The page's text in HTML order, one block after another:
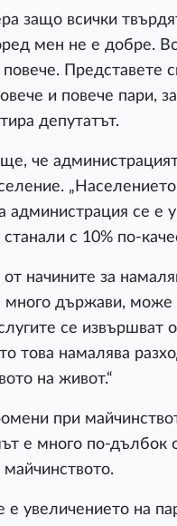
защо всички
мен не е добре.
Представете
и повече пари,
депутатът.
че
администрация се е
с 10% по-
начините за
много държави,
се
това намалява
на живот.“
при
е много по-дълбок
майчинството.
е увеличението на